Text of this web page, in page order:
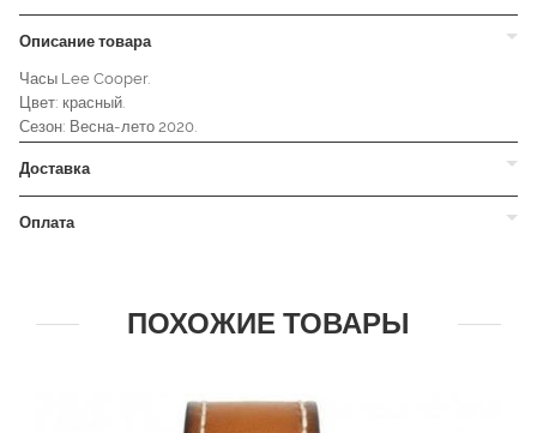
Описание товара
Часы Lee Cooper.
Цвет: красный.
Сезон: Весна-лето 2020.
Доставка
Оплата
ПОХОЖИЕ ТОВАРЫ